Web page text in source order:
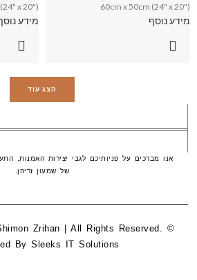
60cm x 50cm (24" x 20")
מידע נוסף
x 20")
מידע
הצג עוד
אנו מברכים על פניותיכם לגבי יצירות האמנות,
של שמעון זריהן.
Zrihan | All Rights Reserved.
By Sleeks IT Solutions